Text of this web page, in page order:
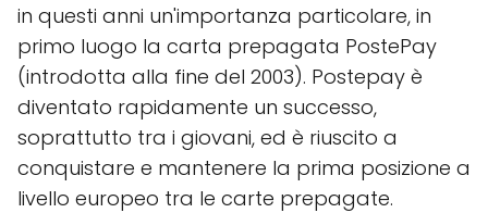
in questi anni un'importanza particolare, in
primo luogo la carta prepagata PostePay
(introdotta alla fine del 2003). Postepay è
diventato rapidamente un successo,
soprattutto tra i giovani, ed è riuscito a
conquistare e mantenere la prima posizione a
livello europeo tra le carte prepagate.